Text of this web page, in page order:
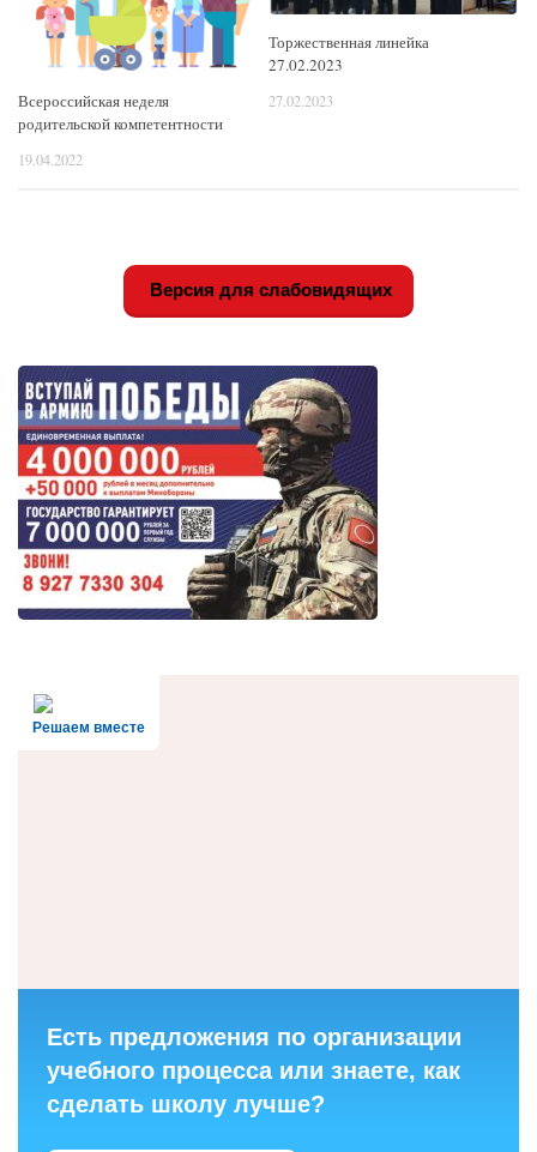
Всероссийская неделя
родительской компетентности
19.04.2022
Торжественная линейка
27.02.2023
27.02.2023
Версия для слабовидящих
Решаем вместе
Есть предложения по организации
учебного процесса или знаете, как
сделать школу лучше?